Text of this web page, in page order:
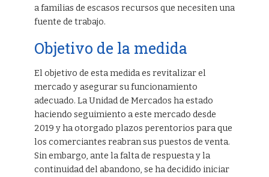
a familias de escasos recursos que necesiten una
fuente de trabajo.
Objetivo de la medida
El objetivo de esta medida es revitalizar el
mercado y asegurar su funcionamiento
adecuado. La Unidad de Mercados ha estado
haciendo seguimiento a este mercado desde
2019 y ha otorgado plazos perentorios para que
los comerciantes reabran sus puestos de venta.
Sin embargo, ante la falta de respuesta y la
continuidad del abandono, se ha decidido iniciar